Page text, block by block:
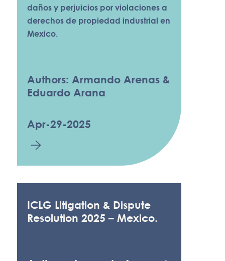
daños y perjuicios por violaciones a
derechos de propiedad industrial en
Mexico.
Authors: Armando Arenas &
Eduardo Arana
Apr-29-2025
ICLG Litigation & Dispute
Resolution 2025 – Mexico.